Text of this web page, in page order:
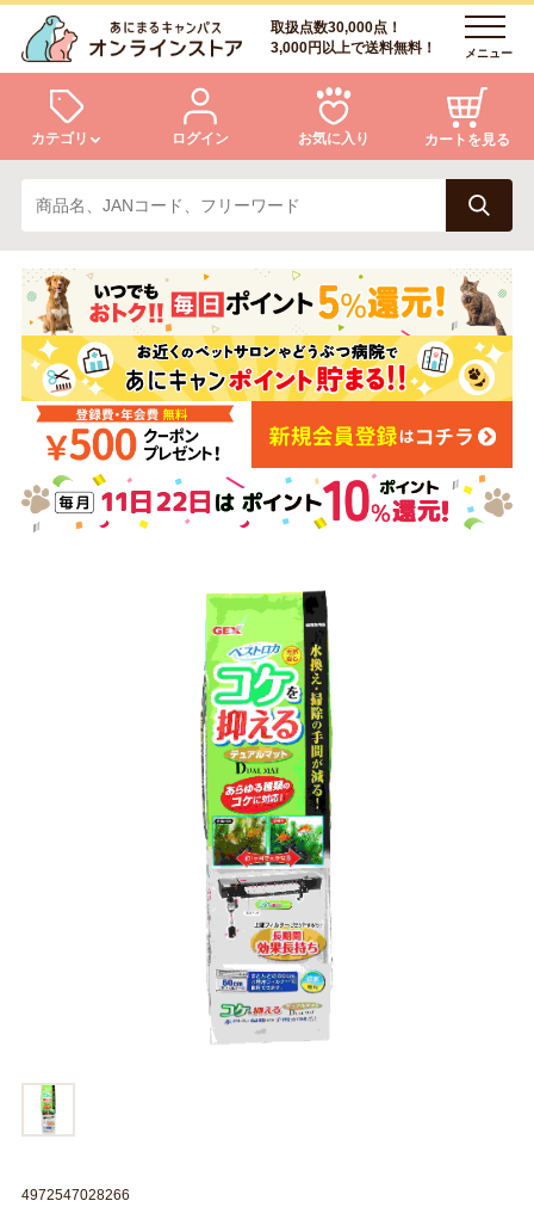
取扱点数30,000点！
3,000円以上で送料無料！
メニュー
カテゴリ
犬 猫
小動物・鳥 アクア・爬虫類・昆虫
ドッグフード キャットフード
美容・ケア用品 服・おさんぽ用品
リビング雑貨
シニアサポート
ログイン お気に入り カートを見る
ログイン
会員登録
あにまるキャンパスについて
アフターサービス
商品リクエスト
4972547028266